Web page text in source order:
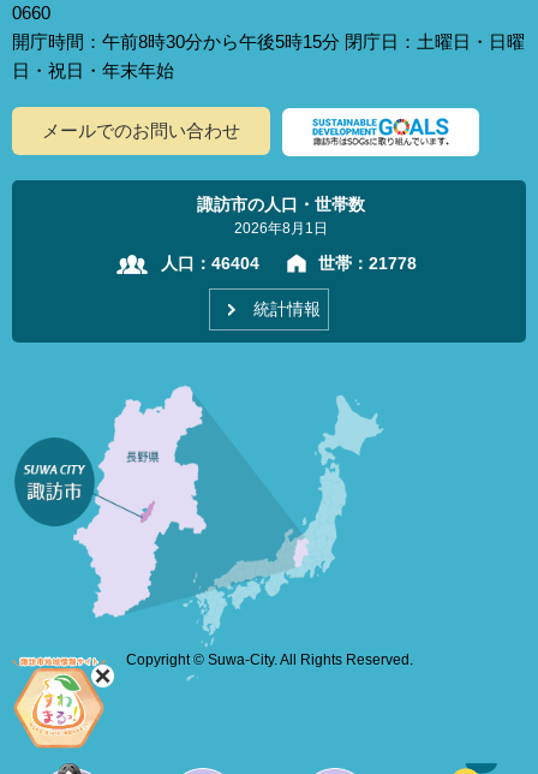
0660
開庁時間：午前8時30分から午後5時15分 閉庁日：土曜日・日曜
日・祝日・年末年始
メールでのお問い合わせ
諏訪市の人口・世帯数
2026年8月1日
人口： 46404 世帯： 21778
統計情報
Copyright © Suwa-City. All Rights Reserved.